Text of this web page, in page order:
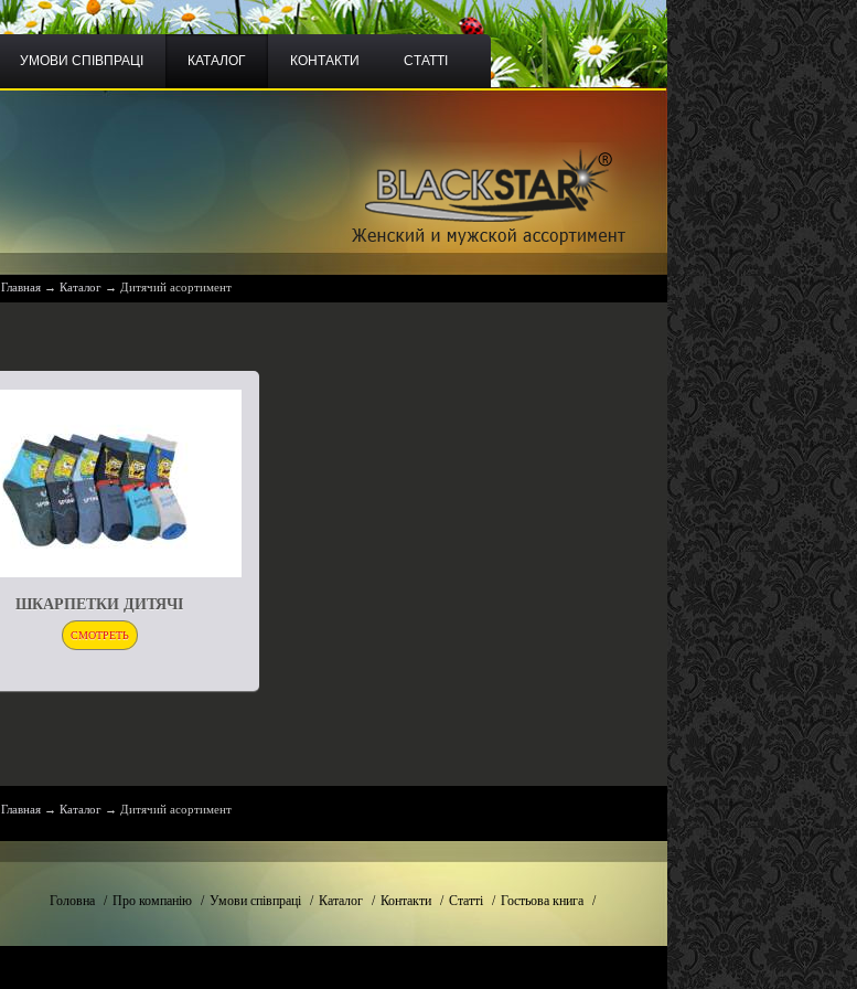
УМОВИ СПІВПРАЦІ КАТАЛОГ КОНТАКТИ СТАТТІ
Главная → Каталог → Дитячий асортимент
ШКАРПЕТКИ ДИТЯЧІ
СМОТРЕТЬ
Главная → Каталог → Дитячий асортимент
Головна / Про компанію / Умови співпраці / Каталог / Контакти / Статті / Гостьова книга /